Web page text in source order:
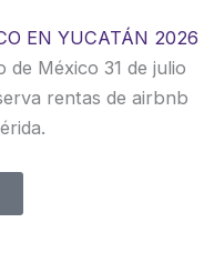
EN YUCATÁN 2026
México 31 de julio
rentas de airbnb